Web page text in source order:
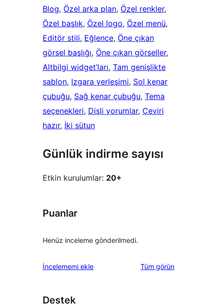
Blog, Özel arka plan, Özel renkler
Özel başlık, Özel logo, Özel menü
Editör stili, Eğlence, Öne çıkan
görsel başlığı, Öne çıkan görseller
Altbilgi widget’ları, Tam genişlikte
şablon, Izgara yerleşimi, Sol kenar
çubuğu, Sağ kenar çubuğu, Tema
seçenekleri, Dişli yorumlar, Çeviri
hazır, İki sütun
Günlük indirme sayısı
Etkin kurulumlar: 20+
Puanlar
Henüz inceleme gönderilmedi.
İncelememi ekle Tüm değerlendirmeleri
görün
Destek